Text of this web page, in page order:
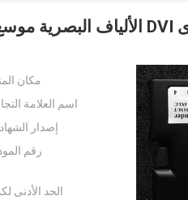
مكان
اسم العلامة
إصدار
رقم
الحد الأدنى